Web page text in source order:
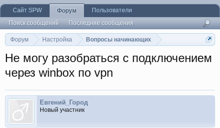
Форум Настройка Вопросы начинающих
Не могу разобраться с подключением
через winbox по vpn
Евгений_Город
Новый участник
Сайт SPW
Форум
Поиск сообщений
Последние сообщения
Пользователи